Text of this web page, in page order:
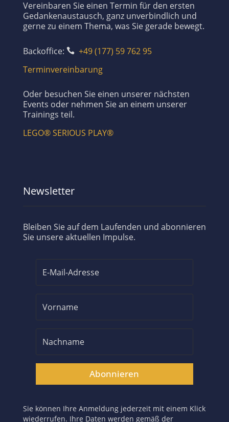
Vereinbaren Sie einen Termin für den ersten
Gedankenaustausch, ganz unverbindlich und
gerne zu einem Thema, was Sie gerade bewegt.
Backoffice:  +49 (177) 59 762 95
Terminvereinbarung
Oder besuchen Sie einen unserer nächsten
Events oder nehmen Sie an einem unserer
Trainings teil.
LEGO® SERIOUS PLAY®
Newsletter
Bleiben Sie auf dem Laufenden und abonnieren
Sie unsere aktuellen Impulse.
Abonnieren
Sie können Ihre Anmeldung jederzeit mit einem Klick
wiederrufen. Ihre Daten werden gemäß der